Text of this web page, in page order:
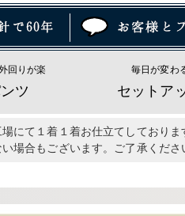
回りが楽
ツ
毎日が変わ
セットア
にて１着１着お仕立てしておりま
場合もございます。ご了承くださ